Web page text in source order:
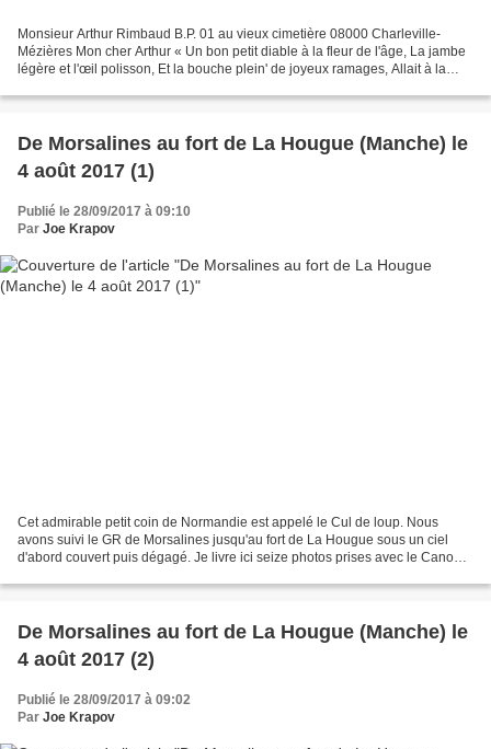
Monsieur Arthur Rimbaud B.P. 01 au vieux cimetière 08000 Charleville-
Mézières Mon cher Arthur « Un bon petit diable à la fleur de l'âge, La jambe
légère et l'œil polisson, Et la bouche plein' de joyeux ramages, Allait à la
De Morsalines au fort de La Hougue (Manche) le
4 août 2017 (1)
Publié le 28/09/2017 à 09:10
Par Joe Krapov
Cet admirable petit coin de Normandie est appelé le Cul de loup. Nous
avons suivi le GR de Morsalines jusqu'au fort de La Hougue sous un ciel
d'abord couvert puis dégagé. Je livre ici seize photos prises avec le Canon
De Morsalines au fort de La Hougue (Manche) le
4 août 2017 (2)
Publié le 28/09/2017 à 09:02
Par Joe Krapov